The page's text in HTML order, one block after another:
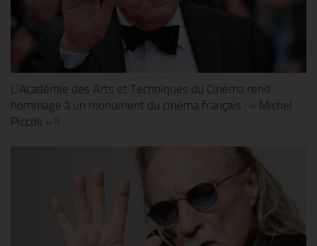
L’Académie des Arts et Techniques du Cinéma rend
hommage à un monument du cinéma français : « Michel
Piccoli » !!